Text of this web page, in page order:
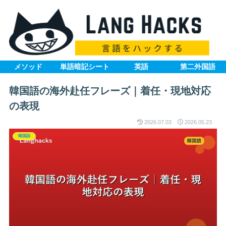
メソッド 単語暗記シート 英語 第二外国語
韓国語の海外赴任フレーズ｜着任・現地対応
の表現
2026.07.03 2026.05.23
韓国語